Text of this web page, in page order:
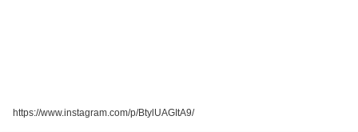
https://www.instagram.com/p/BtylUAGItA9/